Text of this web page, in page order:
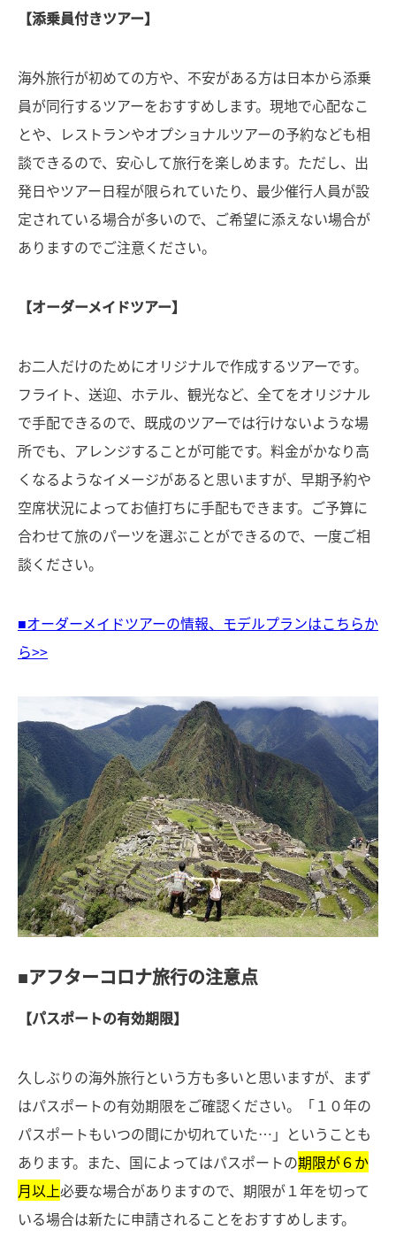
【添乗員付きツアー】
海外旅行が初めての方や、不安がある方は日本から添乗
員が同行するツアーをおすすめします。現地で心配なこ
とや、レストランやオプショナルツアーの予約なども相
談できるので、安心して旅行を楽しめます。ただし、出
発日やツアー日程が限られていたり、最少催行人員が設
定されている場合が多いので、ご希望に添えない場合が
ありますのでご注意ください。
【オーダーメイドツアー】
お二人だけのためにオリジナルで作成するツアーです。
フライト、送迎、ホテル、観光など、全てをオリジナル
で手配できるので、既成のツアーでは行けないような場
所でも、アレンジすることが可能です。料金がかなり高
くなるようなイメージがあると思いますが、早期予約や
空席状況によってお値打ちに手配もできます。ご予算に
合わせて旅のパーツを選ぶことができるので、一度ご相
談ください。
■オーダーメイドツアーの情報、モデルプランはこちらか
ら>>
■アフターコロナ旅行の注意点
【パスポートの有効期限】
久しぶりの海外旅行という方も多いと思いますが、まず
はパスポートの有効期限をご確認ください。「１０年の
パスポートもいつの間にか切れていた…」ということも
あります。また、国によってはパスポートの期限が６か
月以上必要な場合がありますので、期限が１年を切って
いる場合は新たに申請されることをおすすめします。